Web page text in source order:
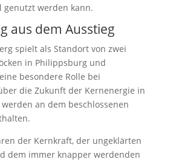
genutzt werden kann.
aus dem Ausstieg
spielt als Standort von zwei
in Philippsburg und
besondere Rolle bei
die Zukunft der Kernenergie in
an dem beschlossenen
der Kernkraft, der ungeklärten
dem immer knapper werdenden